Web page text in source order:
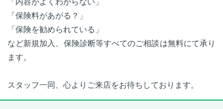
「保険料があがる？」
「保険を勧められている」
など新規加入、保険診断等すべてのご相談は無料にて承り
ます。
スタッフ一同、心よりご来店をお待ちしております。